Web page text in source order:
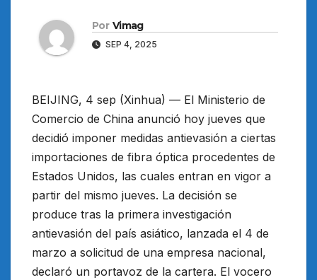
Por Vimag
SEP 4, 2025
BEIJING, 4 sep (Xinhua) — El Ministerio de
Comercio de China anunció hoy jueves que
decidió imponer medidas antievasión a ciertas
importaciones de fibra óptica procedentes de
Estados Unidos, las cuales entran en vigor a
partir del mismo jueves. La decisión se
produce tras la primera investigación
antievasión del país asiático, lanzada el 4 de
marzo a solicitud de una empresa nacional,
declaró un portavoz de la cartera. El vocero